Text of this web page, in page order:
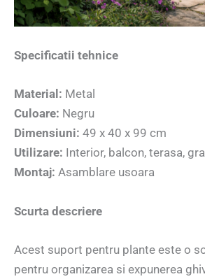
Specificatii tehnice
Material: Metal
Culoare: Negru
Dimensiuni: 49 x 40 x 99 cm
Utilizare: Interior, balcon, terasa,
Montaj: Asamblare usoara
Scurta descriere
Acest suport pentru plante este o
pentru organizarea si expunerea